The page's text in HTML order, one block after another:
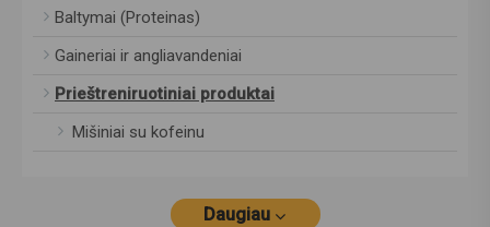
Baltymai (Proteinas)
Gaineriai ir angliavandeniai
Prieštreniruotiniai produktai
Mišiniai su kofeinu
Daugiau